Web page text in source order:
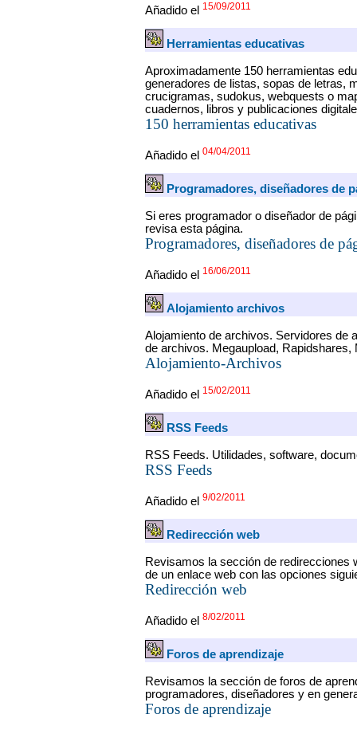
Añadido el 15/09/2011
Herramientas educativas
Aproximadamente 150 herramientas
generadores de listas, sopas de letras,
crucigramas, sudokus, webquests o
cuadernos, libros y publicaciones
150 herramientas educativas
Añadido el 04/04/2011
Programadores, diseñadores de
Si eres programador o diseñador de
revisa esta página.
Programadores, diseñadores de
Añadido el 16/06/2011
Alojamiento archivos
Alojamiento de archivos. Servidores de
de archivos. Megaupload, Rapidshares,
Alojamiento-Archivos
Añadido el 15/02/2011
RSS Feeds
RSS Feeds. Utilidades, software,
RSS Feeds
Añadido el 9/02/2011
Redirección web
Revisamos la sección de redirecciones
de un enlace web con las opciones
Redirección web
Añadido el 8/02/2011
Foros de aprendizaje
Revisamos la sección de foros de
programadores, diseñadores y en
Foros de aprendizaje